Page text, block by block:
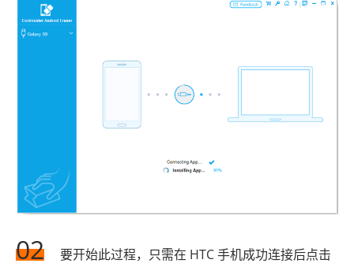
02
要开始此过程，只需在 HTC 手机成功连接后点击